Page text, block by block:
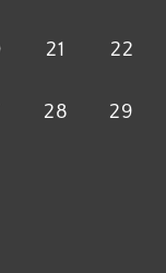
21 22
28 29